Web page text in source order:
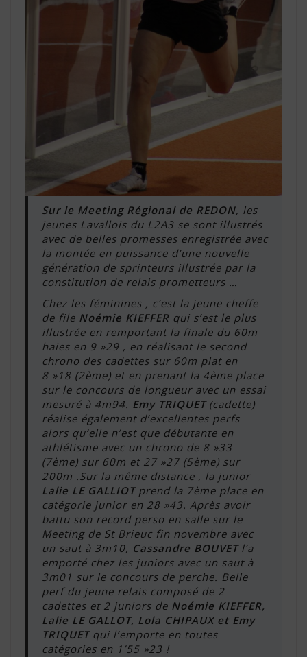
Sur le Meeting Régional de REDON, les
jeunes Lavallois du L2A3 se sont illustrés
avec de belles promesses enregistrée avec
la montée en puissance d’une nouvelle
génération de sprinteurs illustrée par la
constitution de relais prometteurs …
Chez les féminines , c’est la jeune cheffe
de file Noémie KIEFFER qui s’est le plus
illustrée en remportant la finale du 60m
haies en 9 »29 , en réalisant le second
chrono des cadettes sur 60m plat en
8 »18 (2ème) et en prenant la 4ème place
sur le concours de longueur avec un essai
mesuré à 4m94. Emy TRIQUET(cadette)
réalise également d’excellentes perfs
alors qu’elle n’est que débutante en
athlétisme avec un chrono de 8 »33
(7ème) sur 60m et 27 »27 (5ème) sur
200m .Sur la même distance , la junior
Lalie LE GALLIOTprend la 7ème place en
catégorie junior en 28 »43. Après avoir
battu son record perso en salle sur le
Meeting de St Brieuc fin novembre avec
un saut à 3m10, Cassandre BOUVETl’a
emporté chez les juniors avec un saut à
3m01 sur le concours de perche. Belle
perf du jeune relais composé de 2
cadettes et 2 juniors de Noémie KIEFFER,
Lalie LE GALLOT, Lola CHIPAUX et Emy
TRIQUET qui l’emporte en toutes
catégories en 1’55 »23 !